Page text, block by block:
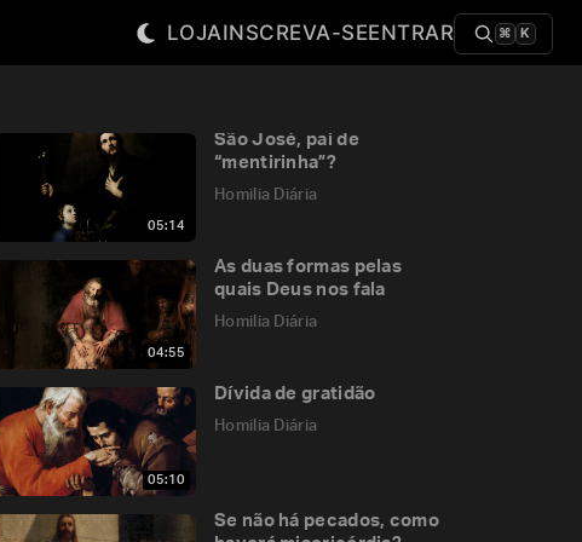
LOJAINSCREVA-SEENTRAR ⌘ K
05:14
São José, pai de
“mentirinha”?
Homilia Diária
04:55
As duas formas pelas
quais Deus nos fala
Homilia Diária
05:10
Dívida de gratidão
Homilia Diária
Se não há pecados, como